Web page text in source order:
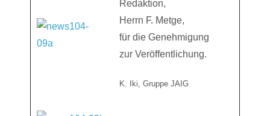
Redaktion,
Herrn F. Metge,
für die Genehmigung
zur Veröffentlichung.
K. Iki, Gruppe JAIG